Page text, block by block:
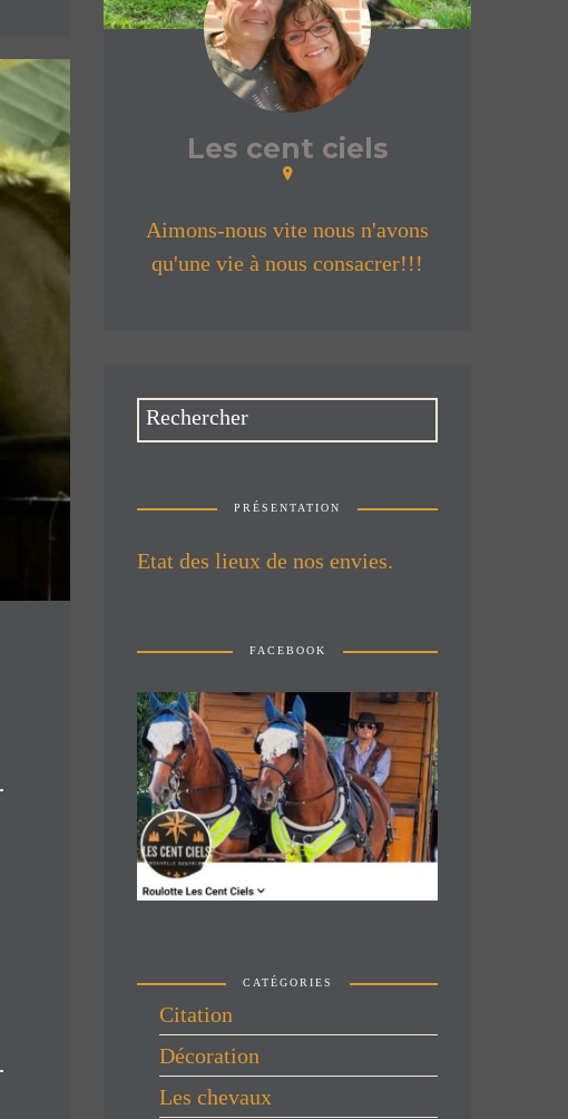
Les cent ciels
Aimons-nous vite nous n'avons
qu'une vie à nous consacrer!!!
PRÉSENTATION
Etat des lieux de nos envies.
FACEBOOK
CATÉGORIES
Citation
Décoration
Les chevaux